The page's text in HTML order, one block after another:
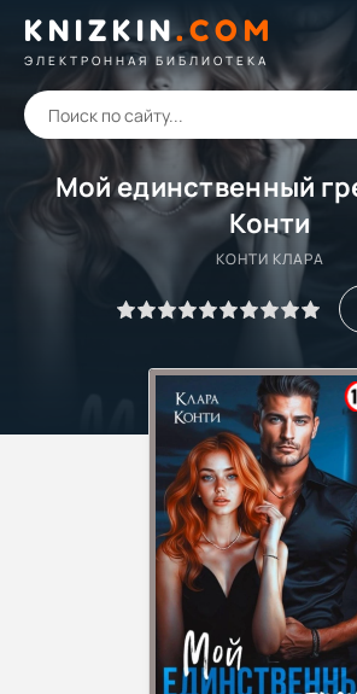
KNIZKIN. COM
ЭЛЕКТРОННАЯ БИБЛИОТЕКА
Мой единственный
Конти
КОНТИ КЛАРА